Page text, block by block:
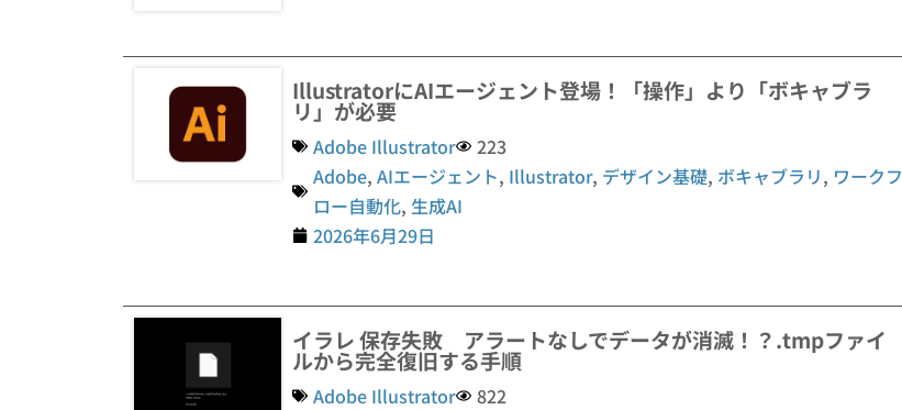
IllustratorにAIエージェント登場！「操作」より「ボキャブラ
リ」が必要
Adobe Illustrator
223
Adobe, AIエージェント, Illustrator, デザイン基礎, ボキャブラリ, ワークフ
ロー自動化, 生成AI
2026年6月29日
イラレ 保存失敗 アラートなしでデータが消滅！？.tmpファイ
ルから完全復旧する手順
Adobe Illustrator
822